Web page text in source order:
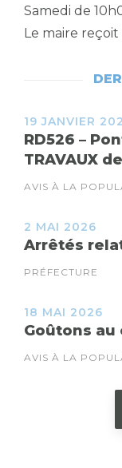
Samedi de
Le maire reçoit
19 JANVIER
RD526 –
TRAVAUX
AVIS À LA
2 MAI 2026
Arrêtés
PRÉFECTURE
18 MAI 2026
Goûtons
AVIS À LA